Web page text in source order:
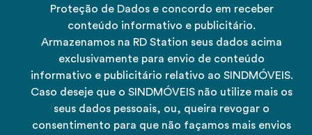
Proteção de Dados e concordo em receber
conteúdo informativo e publicitário.
Armazenamos na RD Station seus dados acima
exclusivamente para envio de conteúdo
informativo e publicitário relativo ao SINDMÓVEIS.
Caso deseje que o SINDMÓVEIS não utilize mais os
seus dados pessoais, ou, queira revogar o
consentimento para que não façamos mais envios